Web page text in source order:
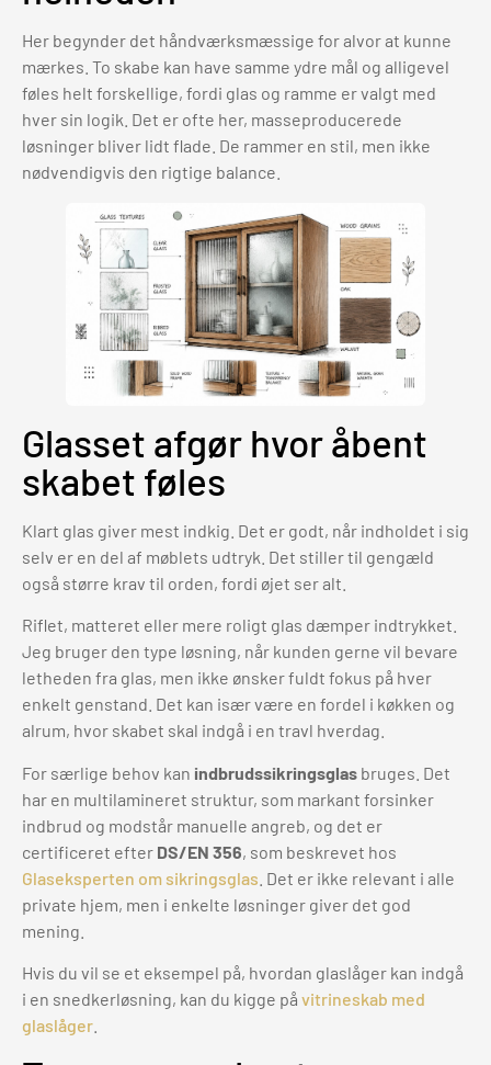
Her begynder det håndværksmæssige for alvor at kunne
mærkes. To skabe kan have samme ydre mål og alligevel
føles helt forskellige, fordi glas og ramme er valgt med
hver sin logik. Det er ofte her, masseproducerede
løsninger bliver lidt flade. De rammer en stil, men ikke
nødvendigvis den rigtige balance.
Glasset afgør hvor åbent
skabet føles
Klart glas giver mest indkig. Det er godt, når indholdet i sig
selv er en del af møblets udtryk. Det stiller til gengæld
også større krav til orden, fordi øjet ser alt.
Riflet, matteret eller mere roligt glas dæmper indtrykket.
Jeg bruger den type løsning, når kunden gerne vil bevare
letheden fra glas, men ikke ønsker fuldt fokus på hver
enkelt genstand. Det kan især være en fordel i køkken og
alrum, hvor skabet skal indgå i en travl hverdag.
For særlige behov kan indbrudssikringsglas bruges. Det
har en multilamineret struktur, som markant forsinker
indbrud og modstår manuelle angreb, og det er
certificeret efter DS/EN 356, som beskrevet hos
Glaseksperten om sikringsglas . Det er ikke relevant i alle
private hjem, men i enkelte løsninger giver det god
mening.
Hvis du vil se et eksempel på, hvordan glaslåger kan indgå
i en snedkerløsning, kan du kigge på vitrineskab med
glaslåger